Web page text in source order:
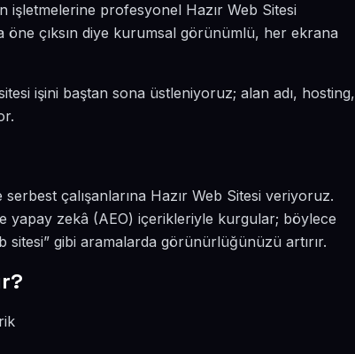
işletmelerine profesyonel Hazır Web Sitesi
öne çıksın diye kurumsal görünümlü, her ekrana
işini baştan sona üstleniyoruz; alan adı, hosting,
çalışanlarına Hazır Web Sitesi veriyoruz.
yapay zekâ (AEO) içerikleriyle kurgular; böylece
sitesi” gibi aramalarda görünürlüğünüzü artırır.